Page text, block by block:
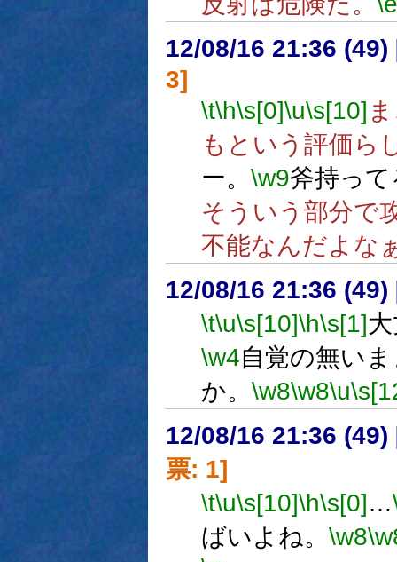
12/08/16 21:36 (49)
3]
\t\h\s[0]\u\s[10]
もという評価ら
ー。 \w9斧持っ
そういう部分で
不能なんだよな
12/08/16 21:36 (49)
\t\u\s[10]\h\s[1]
\w4自覚の無い
か。 \w8\w8\u
12/08/16 21:36 (49)
票: 1]
\t\u\s[10]\h\s[0] …
ばいよね。 \w8